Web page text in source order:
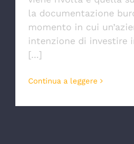
la documentazione
momento in cui
intenzione di investire
[...]
Continua a leggere